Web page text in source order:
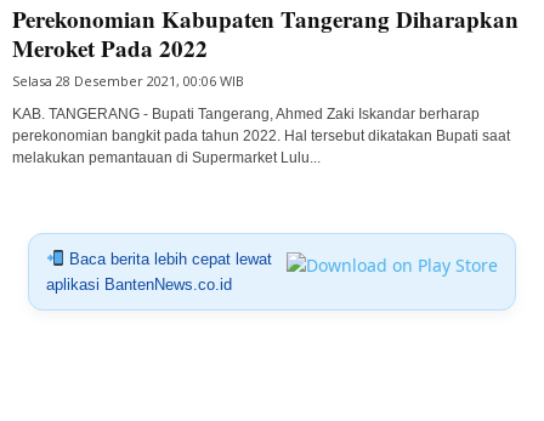
Perekonomian Kabupaten Tangerang Diharapkan
Meroket Pada 2022
Selasa 28 Desember 2021, 00:06 WIB
KAB. TANGERANG - Bupati Tangerang, Ahmed Zaki Iskandar berharap
perekonomian bangkit pada tahun 2022. Hal tersebut dikatakan Bupati saat
melakukan pemantauan di Supermarket Lulu...
Baca berita lebih cepat lewat
aplikasi BantenNews.co.id